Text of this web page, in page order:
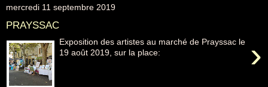
mercredi 11 septembre 2019
PRAYSSAC
›
Exposition des artistes au marché de Prayssac le
19 août 2019, sur la place: